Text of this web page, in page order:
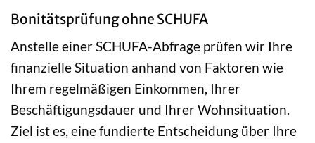
Bonitätsprüfung ohne SCHUFA
Anstelle einer SCHUFA-Abfrage prüfen wir Ihre
finanzielle Situation anhand von Faktoren wie
Ihrem regelmäßigen Einkommen, Ihrer
Beschäftigungsdauer und Ihrer Wohnsituation.
Ziel ist es, eine fundierte Entscheidung über Ihre